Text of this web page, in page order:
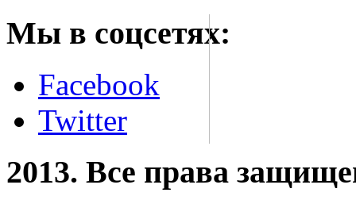
Мы в соцсетях:
Facebook
Twitter
2013. Все права